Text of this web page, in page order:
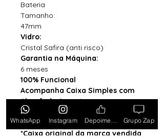
Bateria
Tamanho:
47mm
Vidro:
Cristal Safira (anti risco)
Garantia na Máquina:
6 meses
100% Funcional
Acompanha Caixa Simples com
Almofada (exceto para os
estados PB, SE, RR, MT, PE e AL)
*Caixa original da marca vendida
WhatsApp Instagram Grupo Zap